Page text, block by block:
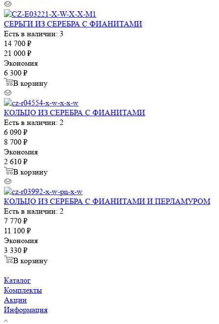
СЕРЬГИ ИЗ СЕРЕБРА С ФИАНИТАМИ
Есть в наличии: 3
14 700 ₽
21 000 ₽
Экономия
6 300 ₽
В корзину
КОЛЬЦО ИЗ СЕРЕБРА С ФИАНИТАМИ
Есть в наличии: 2
6 090 ₽
8 700 ₽
Экономия
2 610 ₽
В корзину
КОЛЬЦО ИЗ СЕРЕБРА С ФИАНИТАМИ И ПЕРЛАМУРОМ
Есть в наличии: 2
7 770 ₽
11 100 ₽
Экономия
3 330 ₽
В корзину
Каталог
Комплекты
Акции
Информация